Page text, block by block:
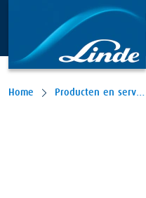
Home Producten en services